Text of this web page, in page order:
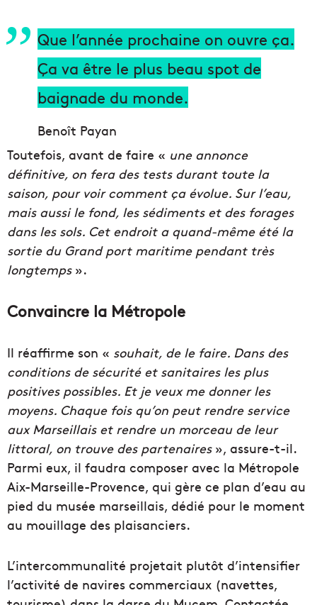
Que l’année prochaine on ouvre ça.
Ça va être le plus beau spot de
baignade du monde.
Benoît Payan
Toutefois, avant de faire « une annonce
définitive, on fera des tests durant toute la
saison, pour voir comment ça évolue. Sur l’eau,
mais aussi le fond, les sédiments et des forages
dans les sols. Cet endroit a quand-même été la
sortie du Grand port maritime pendant très
longtemps».
Convaincre la Métropole
Il réaffirme son « souhait, de le faire. Dans des
conditions de sécurité et sanitaires les plus
positives possibles. Et je veux me donner les
moyens. Chaque fois qu’on peut rendre service
aux Marseillais et rendre un morceau de leur
littoral, on trouve des partenaires», assure-t-il.
Parmi eux, il faudra composer avec la Métropole
Aix-Marseille-Provence, qui gère ce plan d’eau au
pied du musée marseillais, dédié pour le moment
au mouillage des plaisanciers.
L’intercommunalité projetait plutôt d’intensifier
l’activité de navires commerciaux (navettes,